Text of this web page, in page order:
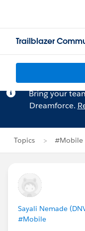
Trailblazer
Bring your
Dreamforce.
Topics #Mobile
Sayali Nemade
#Mobile